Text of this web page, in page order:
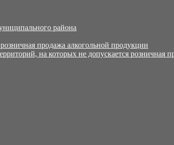
района
продажа алкогольной продукции
на которых не допускается розничная